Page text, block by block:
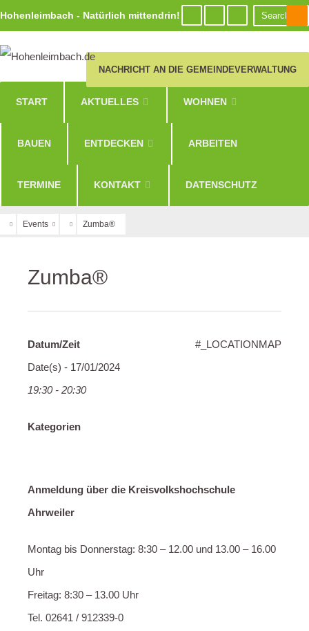
Hohenleimbach - Natürlich mittendrin!
START AKTUELLES WOHNEN
BAUEN ENTDECKEN ARBEITEN
TERMINE KONTAKT DATENSCHUTZ
NACHRICHT AN DIE GEMEINDEVERWALTUNG
Events Zumba®
Zumba®
#_LOCATIONMAP
Datum/Zeit
Date(s) - 17/01/2024
19:30 - 20:30
Kategorien
Anmeldung über die Kreisvolkshochschule
Ahrweiler
Montag bis Donnerstag: 8:30 – 12.00 und 13.00 – 16.00
Uhr
Freitag: 8:30 – 13.00 Uhr
Tel. 02641 / 912339-0